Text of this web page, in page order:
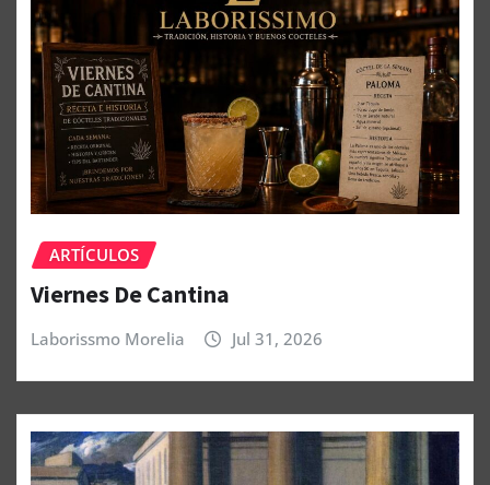
ARTÍCULOS
Viernes De Cantina
Laborissmo Morelia Jul 31, 2026